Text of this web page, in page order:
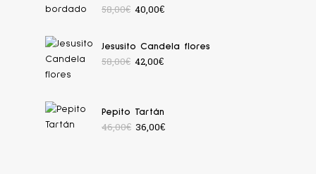
58,00€ 40,00€
Jesusito Candela flores
58,00€ 42,00€
Pepito Tartán
46,00€ 36,00€